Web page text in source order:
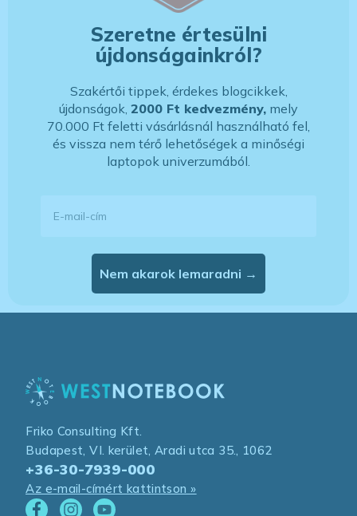
Szeretne értesülni
újdonságainkról?
Szakértői tippek, érdekes blogcikkek,
újdonságok, 2000 Ft kedvezmény, mely
70.000 Ft feletti vásárlásnál használható fel,
és vissza nem térő lehetőségek a minőségi
laptopok univerzumából.
Nem akarok lemaradni →
Friko Consulting Kft.
Budapest, VI. kerület, Aradi utca 35., 1062
+36-30-7939-000
Az e-mail-címért kattintson »